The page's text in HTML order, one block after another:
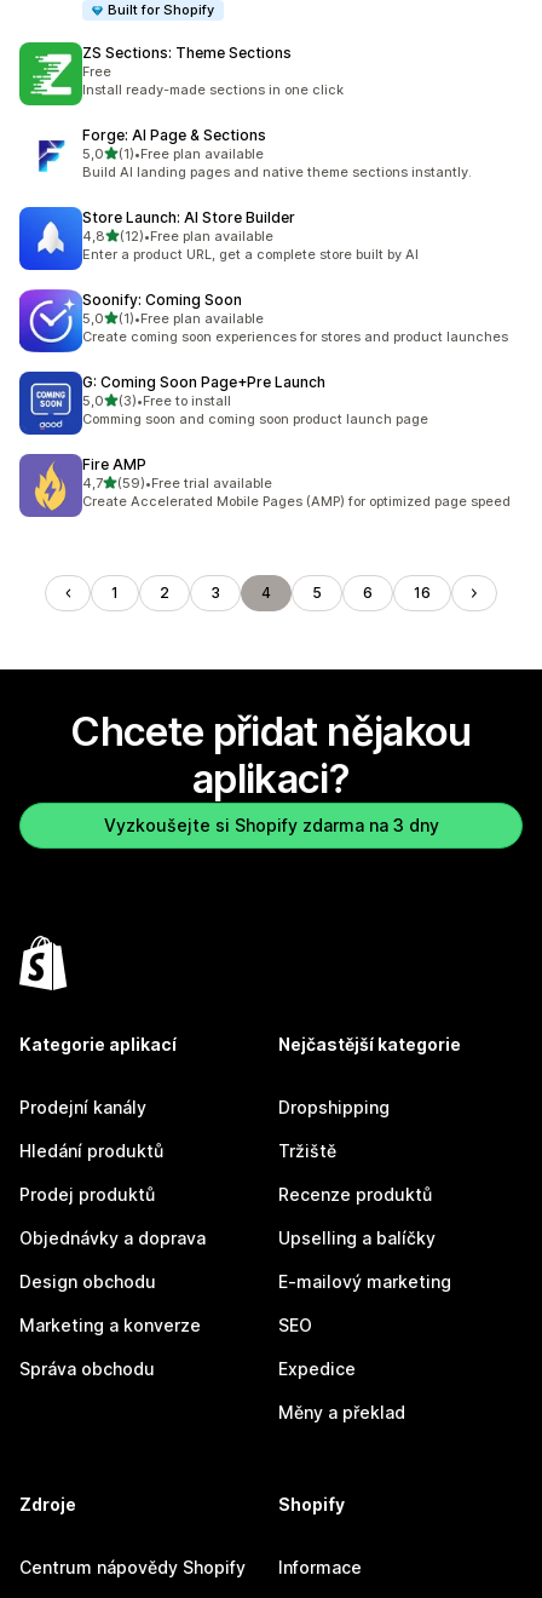
Built for Shopify
ZS Sections: Theme Sections
Free
Install ready-made sections in one click
Forge: AI Page & Sections
5,0z 5 hvězd
(1)
Celkový počet recenzí: 1
•Free plan available
Build AI landing pages and native theme sections instantly.
Store Launch: AI Store Builder
4,8z 5 hvězd
(12)
Celkový počet recenzí: 12
•Free plan available
Enter a product URL, get a complete store built by AI
Soonify: Coming Soon
5,0z 5 hvězd
(1)
Celkový počet recenzí: 1
•Free plan available
Create coming soon experiences for stores and product launches
G: Coming Soon Page+Pre Launch
5,0z 5 hvězd
(3)
Celkový počet recenzí: 3
•Free to install
Comming soon and coming soon product launch page
Fire AMP
4,7z 5 hvězd
(59)
Celkový počet recenzí: 59
•Free trial available
Create Accelerated Mobile Pages (AMP) for optimized page speed
1 2 3 4 5 6 16
Chcete přidat nějakou
aplikaci?
Vyzkoušejte si Shopify zdarma na 3 dny
Kategorie aplikací
Prodejní kanály
Hledání produktů
Prodej produktů
Objednávky a doprava
Design obchodu
Marketing a konverze
Správa obchodu
Nejčastější kategorie
Dropshipping
Tržiště
Recenze produktů
Upselling a balíčky
E-mailový marketing
SEO
Expedice
Měny a překlad
Zdroje
Centrum nápovědy Shopify
Shopify
Informace